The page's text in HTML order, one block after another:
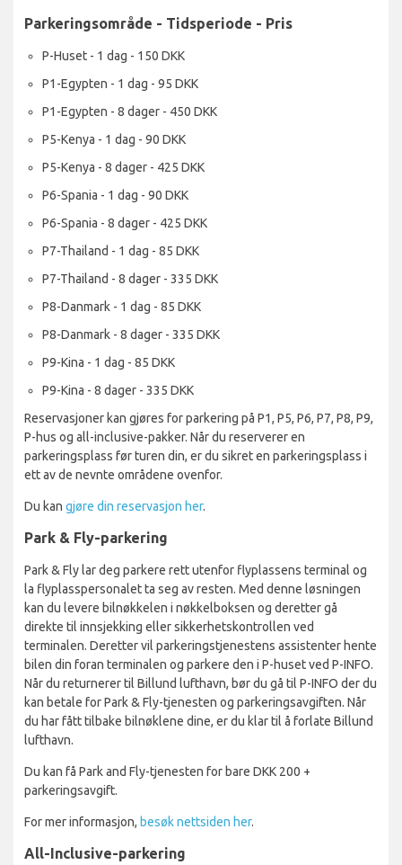
Parkeringsområde - Tidsperiode - Pris
P-Huset - 1 dag - 150 DKK
P1-Egypten - 1 dag - 95 DKK
P1-Egypten - 8 dager - 450 DKK
P5-Kenya - 1 dag - 90 DKK
P5-Kenya - 8 dager - 425 DKK
P6-Spania - 1 dag - 90 DKK
P6-Spania - 8 dager - 425 DKK
P7-Thailand - 1 dag - 85 DKK
P7-Thailand - 8 dager - 335 DKK
P8-Danmark - 1 dag - 85 DKK
P8-Danmark - 8 dager - 335 DKK
P9-Kina - 1 dag - 85 DKK
P9-Kina - 8 dager - 335 DKK
Reservasjoner kan gjøres for parkering på P1, P5, P6, P7, P8, P9,
P-hus og all-inclusive-pakker. Når du reserverer en
parkeringsplass før turen din, er du sikret en parkeringsplass i
ett av de nevnte områdene ovenfor.
Du kan gjøre din reservasjon her.
Park & Fly-parkering
Park & Fly lar deg parkere rett utenfor flyplassens terminal og
la flyplasspersonalet ta seg av resten. Med denne løsningen
kan du levere bilnøkkelen i nøkkelboksen og deretter gå
direkte til innsjekking eller sikkerhetskontrollen ved
terminalen. Deretter vil parkeringstjenestens assistenter hente
bilen din foran terminalen og parkere den i P-huset ved P-INFO.
Når du returnerer til Billund lufthavn, bør du gå til P-INFO der du
kan betale for Park & Fly-tjenesten og parkeringsavgiften. Når
du har fått tilbake bilnøklene dine, er du klar til å forlate Billund
lufthavn.
Du kan få Park and Fly-tjenesten for bare DKK 200 +
parkeringsavgift.
For mer informasjon, besøk nettsiden her.
All-Inclusive-parkering